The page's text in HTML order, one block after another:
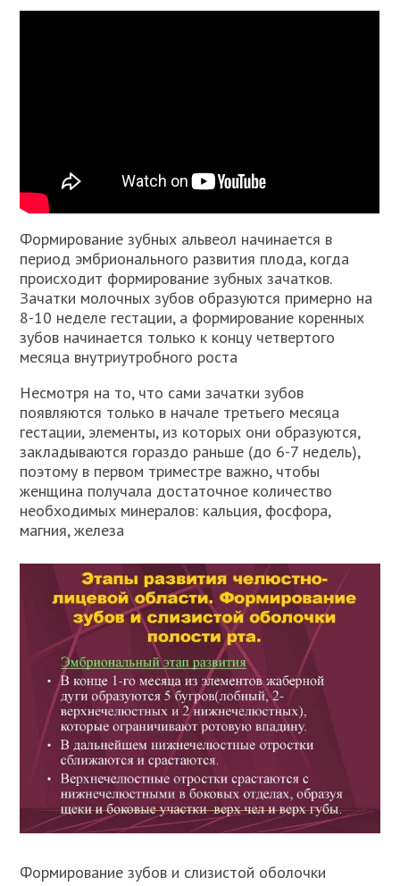
Формирование зубных альвеол начинается в
период эмбрионального развития плода, когда
происходит формирование зубных зачатков.
Зачатки молочных зубов образуются примерно на
8-10 неделе гестации, а формирование коренных
зубов начинается только к концу четвертого
месяца внутриутробного роста
Несмотря на то, что сами зачатки зубов
появляются только в начале третьего месяца
гестации, элементы, из которых они образуются,
закладываются гораздо раньше (до 6-7 недель),
поэтому в первом триместре важно, чтобы
женщина получала достаточное количество
необходимых минералов: кальция, фосфора,
магния, железа
Формирование зубов и слизистой оболочки